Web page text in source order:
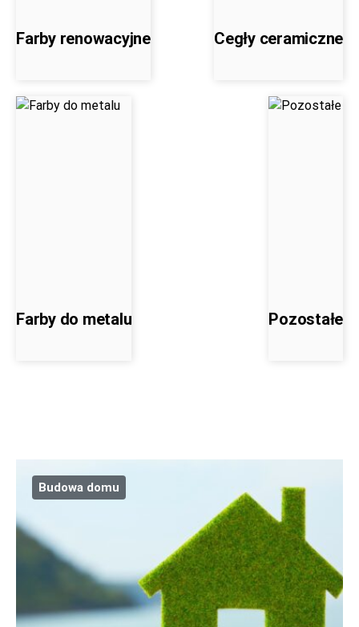
Farby renowacyjne Cegły ceramiczne
Farby do metalu Pozostałe
Budowa domu